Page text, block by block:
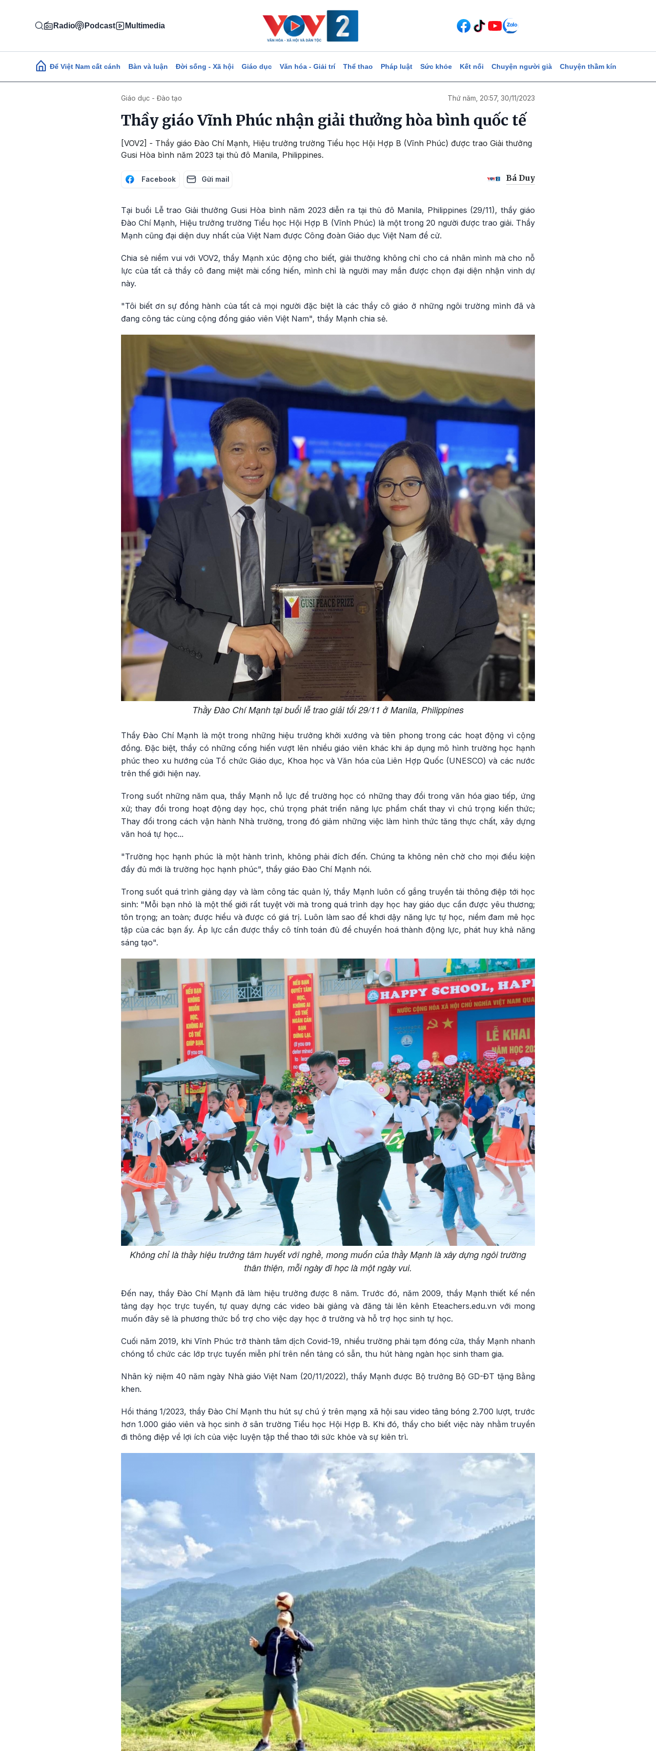
Radio Podcast Multimedia
Main navigation
Để Việt Nam cất cánh Bàn và luận Đời sống - Xã hội Giáo dục Văn hóa - Giải trí Thể thao Pháp luật Sức khỏe Kết nối Chuyện người già Chuyện thầm kín
Giáo dục - Đào tạo Thứ năm, 20:57, 30/11/2023
Thầy giáo Vĩnh Phúc nhận giải thưởng hòa bình quốc tế
[VOV2] - Thầy giáo Đào Chí Mạnh, Hiệu trưởng trường Tiểu học Hội Hợp B (Vĩnh Phúc) được trao Giải thưởng
Gusi Hòa bình năm 2023 tại thủ đô Manila, Philippines.
Facebook Gửi mail Bá Duy
Tại buổi Lễ trao Giải thưởng Gusi Hòa bình năm 2023 diễn ra tại thủ đô Manila, Philippines (29/11), thầy giáo
Đào Chí Mạnh, Hiệu trưởng trường Tiểu học Hội Hợp B (Vĩnh Phúc) là một trong 20 người được trao giải. Thầy
Mạnh cũng đại diện duy nhất của Việt Nam được Công đoàn Giáo dục Việt Nam đề cử.
Chia sẻ niềm vui với VOV2, thầy Mạnh xúc động cho biết, giải thưởng không chỉ cho cá nhân mình mà cho nỗ
lực của tất cả thầy cô đang miệt mài cống hiến, mình chỉ là người may mắn được chọn đại diện nhận vinh dự
này.
"Tôi biết ơn sự đồng hành của tất cả mọi người đặc biệt là các thầy cô giáo ở những ngôi trường mình đã và
đang công tác cùng cộng đồng giáo viên Việt Nam", thầy Mạnh chia sẻ.
Thầy Đào Chí Mạnh tại buổi lễ trao giải tối 29/11 ở Manila, Philippines
Thầy Đào Chí Mạnh là một trong những hiệu trưởng khởi xướng và tiên phong trong các hoạt động vì cộng
đồng. Đặc biệt, thầy có những cống hiến vượt lên nhiều giáo viên khác khi áp dụng mô hình trường học hạnh
phúc theo xu hướng của Tổ chức Giáo dục, Khoa học và Văn hóa của Liên Hợp Quốc (UNESCO) và các nước
trên thế giới hiện nay.
Trong suốt những năm qua, thầy Mạnh nỗ lực để trường học có những thay đổi trong văn hóa giao tiếp, ứng
xử; thay đổi trong hoạt động dạy học, chú trọng phát triển năng lực phẩm chất thay vì chú trọng kiến thức;
Thay đổi trong cách vận hành Nhà trường, trong đó giảm những việc làm hình thức tăng thực chất, xây dựng
văn hoá tự học...
"Trường học hạnh phúc là một hành trình, không phải đích đến. Chúng ta không nên chờ cho mọi điều kiện
đầy đủ mới là trường học hạnh phúc", thầy giáo Đào Chí Mạnh nói.
Trong suốt quá trình giảng dạy và làm công tác quản lý, thầy Mạnh luôn cố gắng truyền tải thông điệp tới học
sinh: "Mỗi bạn nhỏ là một thế giới rất tuyệt vời mà trong quá trình dạy học hay giáo dục cần được yêu thương;
tôn trọng; an toàn; được hiểu và được có giá trị. Luôn làm sao để khơi dậy năng lực tự học, niềm đam mê học
tập của các bạn ấy. Áp lực cần được thầy cô tính toán đủ để chuyển hoá thành động lực, phát huy khả năng
sáng tạo".
Không chỉ là thầy hiệu trưởng tâm huyết với nghề, mong muốn của thầy Mạnh là xây dựng ngôi trường
thân thiện, mỗi ngày đi học là một ngày vui.
Đến nay, thầy Đào Chí Mạnh đã làm hiệu trưởng được 8 năm. Trước đó, năm 2009, thầy Mạnh thiết kế nền
tảng dạy học trực tuyến, tự quay dựng các video bài giảng và đăng tải lên kênh Eteachers.edu.vn với mong
muốn đây sẽ là phương thức bổ trợ cho việc dạy học ở trường và hỗ trợ học sinh tự học.
Cuối năm 2019, khi Vĩnh Phúc trở thành tâm dịch Covid-19, nhiều trường phải tạm đóng cửa, thầy Mạnh nhanh
chóng tổ chức các lớp trực tuyến miễn phí trên nền tảng có sẵn, thu hút hàng ngàn học sinh tham gia.
Nhân kỷ niệm 40 năm ngày Nhà giáo Việt Nam (20/11/2022), thầy Mạnh được Bộ trưởng Bộ GD-ĐT tặng Bằng
khen.
Hồi tháng 1/2023, thầy Đào Chí Mạnh thu hút sự chú ý trên mạng xã hội sau video tâng bóng 2.700 lượt, trước
hơn 1.000 giáo viên và học sinh ở sân trường Tiểu học Hội Hợp B. Khi đó, thầy cho biết việc này nhằm truyền
đi thông điệp về lợi ích của việc luyện tập thể thao tới sức khỏe và sự kiên trì.